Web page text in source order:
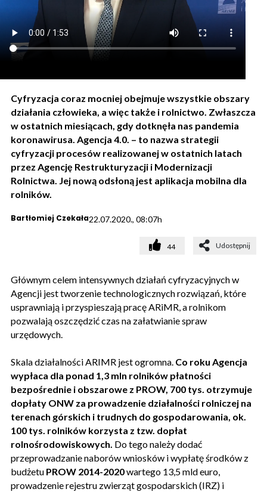
Cyfryzacja coraz mocniej obejmuje wszystkie obszary
działania człowieka, a więc także i rolnictwo. Zwłaszcza
w ostatnich miesiącach, gdy dotknęła nas pandemia
koronawirusa. Agencja 4.0. – to nazwa strategii
cyfryzacji procesów realizowanej w ostatnich latach
przez Agencję Restrukturyzacji i Modernizacji
Rolnictwa. Jej nową odsłoną jest aplikacja mobilna dla
rolników.
Bartłomiej Czekała22.07.2020., 08:07h
44 Udostępnij
Głównym celem intensywnych działań cyfryzacyjnych w
Agencji jest tworzenie technologicznych rozwiązań, które
usprawniają i przyspieszają pracę ARiMR, a rolnikom
pozwalają oszczędzić czas na załatwianie spraw
urzędowych.
Skala działalności ARIMR jest ogromna. Co roku Agencja
wypłaca dla ponad 1,3 mln rolników płatności
bezpośrednie i obszarowe z PROW, 700 tys. otrzymuje
dopłaty ONW za prowadzenie działalności rolniczej na
terenach górskich i trudnych do gospodarowania, ok.
100 tys. rolników korzysta z tzw. dopłat
rolnośrodowiskowych. Do tego należy dodać
przeprowadzanie naborów wniosków i wypłatę środków z
budżetu PROW 2014-2020wartego 13,5 mld euro,
prowadzenie rejestru zwierząt gospodarskich (IRZ) i